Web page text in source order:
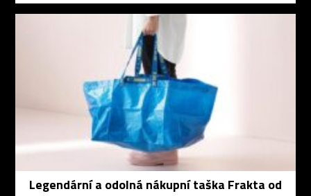
Legendární a odolná nákupní taška Frakta od